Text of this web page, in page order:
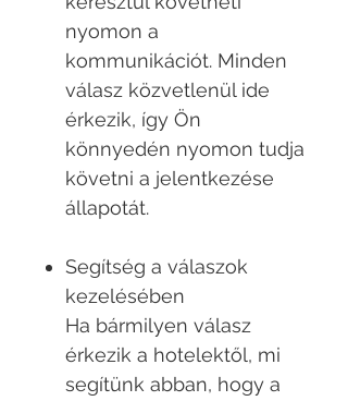
nyomon a
kommunikációt. Minden
válasz közvetlenül ide
érkezik, így Ön
könnyedén nyomon tudja
követni a jelentkezése
állapotát.
Segítség a válaszok
kezelésében
Ha bármilyen válasz
érkezik a hotelektől, mi
segítünk abban, hogy a